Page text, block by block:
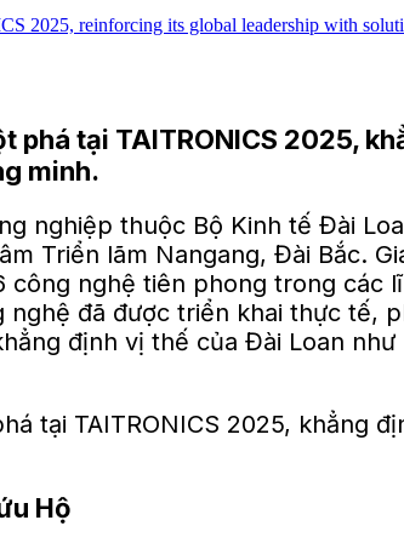
tại TAITRONICS 2025,
minh.
nghiệp thuộc Bộ Kinh tế Đài
Triển lãm Nangang, Đài Bắc.
nghệ tiên phong trong các
đã được triển khai thực tế,
định vị thế của Đài Loan
Hộ